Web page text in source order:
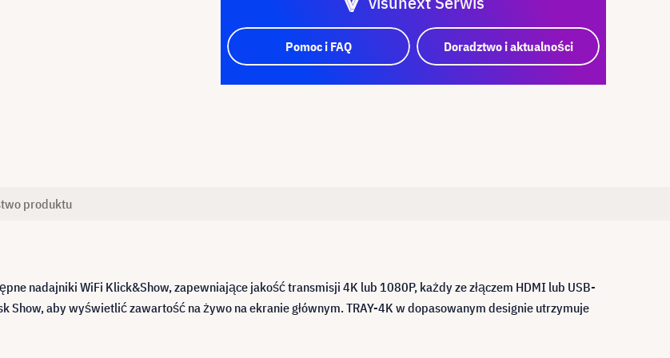
Pomoc i FAQ Doradztwo i aktualności
produktu
nadajniki WiFi Klick&Show, zapewniające jakość transmisji 4K lub 1080P, każdy ze złączem HDMI lub USB-
Show, aby wyświetlić zawartość na żywo na ekranie głównym. TRAY-4K w dopasowanym designie utrzymuje